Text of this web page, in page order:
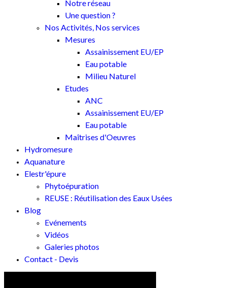
Notre réseau
Une question ?
Nos Activités, Nos services
Mesures
Assainissement EU/EP
Eau potable
Milieu Naturel
Etudes
ANC
Assainissement EU/EP
Eau potable
Maîtrises d'Oeuvres
Hydromesure
Aquanature
Elestr'épure
Phytoépuration
REUSE : Réutilisation des Eaux Usées
Blog
Evénements
Vidéos
Galeries photos
Contact - Devis